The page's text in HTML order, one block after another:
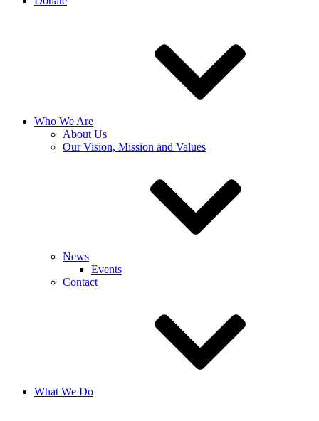
Who We Are
About Us
Our Vision, Mission and Values
News
Events
Contact
What We Do